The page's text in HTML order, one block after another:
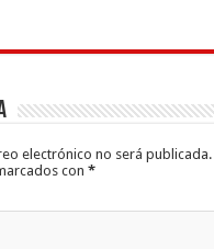
electrónico no será publicada.
con*